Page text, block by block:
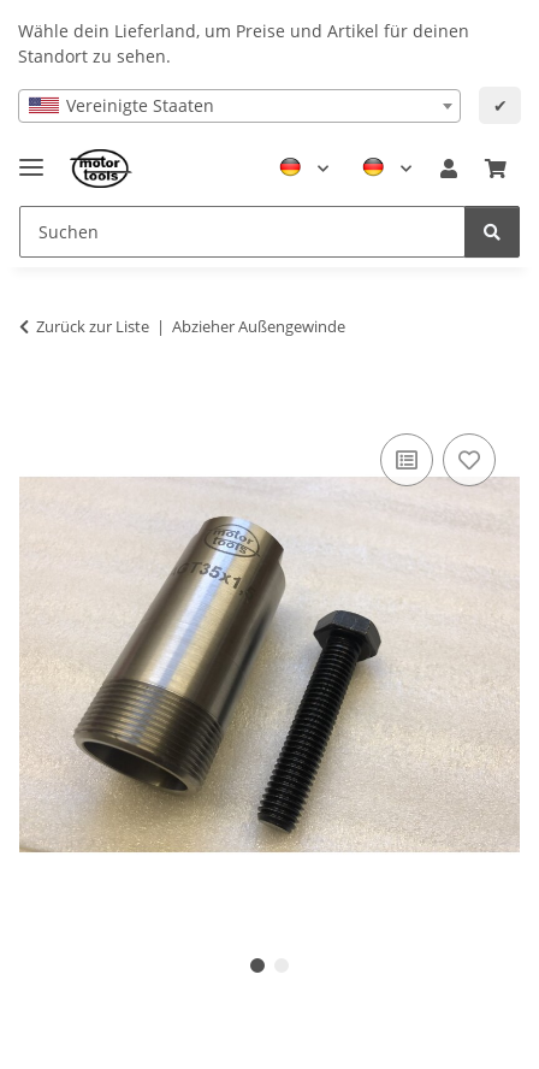
Wähle dein Lieferland, um Preise und Artikel für deinen
Standort zu sehen.
Vereinigte Staaten ✔
Zurück zur Liste Abzieher Außengewinde